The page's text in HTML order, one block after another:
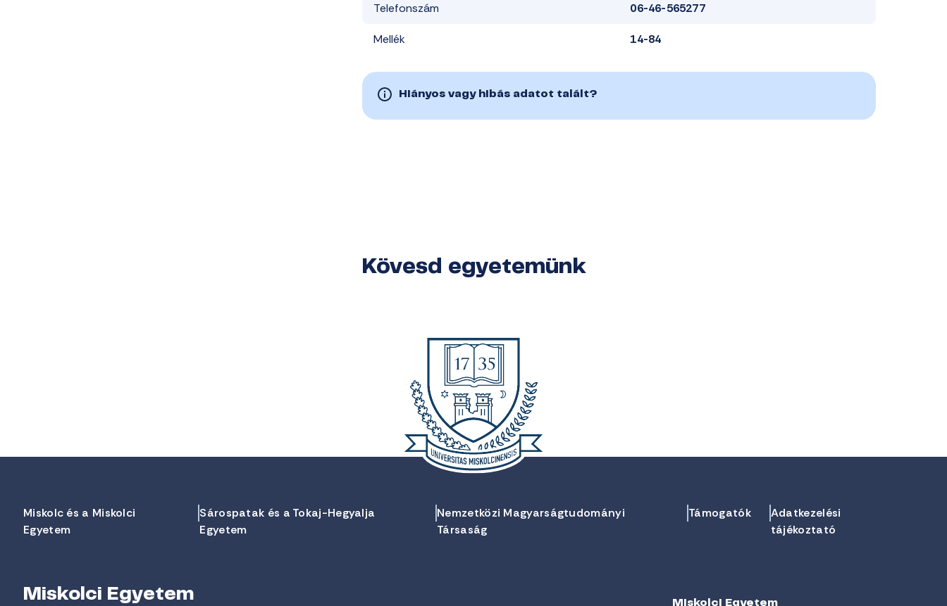
Telefonszám 06-46-565277
Mellék 14-84
Hiányos vagy hibás adatot talált?
Kövesd egyetemünk
Miskolc és a Miskolci
Egyetem
Sárospatak és a Tokaj-Hegyalja
Egyetem
Nemzetközi Magyarságtudományi
Társaság
Támogatók
Adatkezelési
tájékoztató
Miskolci Egyetem Miskolci Egyetem